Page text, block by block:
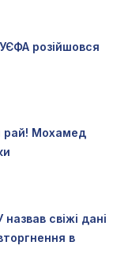
розійшовся
рай! Мохамед
свіжі дані
в